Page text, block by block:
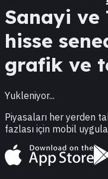
Sanayi ve
hisse
grafik ve
Yukleniyor...
Piyasaları her yerden
fazlası için mobil